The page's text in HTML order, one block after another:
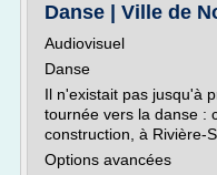
Danse | Ville de
Audiovisuel
Danse
Il n'existait pas jusqu'à
tournée vers la danse :
construction, à Rivière-
Options avancées